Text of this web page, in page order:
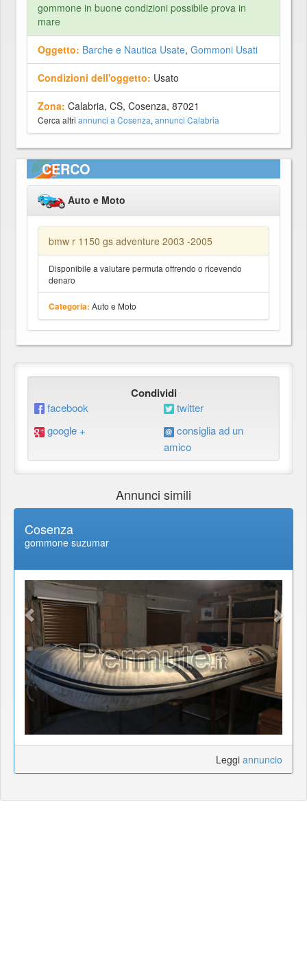
gommone in buone condizioni possibile prova in
mare
Oggetto: Barche e Nautica Usate, Gommoni Usati
Condizioni dell'oggetto: Usato
Zona: Calabria, CS, Cosenza, 87021
Cerca altri annunci a Cosenza, annunci Calabria
CERCO
Auto e Moto
bmw r 1150 gs adventure 2003 -2005
Disponibile a valutare permuta offrendo o ricevendo
denaro
Categoria: Auto e Moto
Condividi
facebook
twitter
google +
consiglia ad un
amico
Annunci simili
Cosenza
gommone suzumar
Leggi annuncio